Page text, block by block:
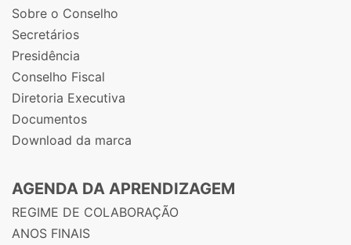
Sobre o Conselho
Secretários
Presidência
Conselho Fiscal
Diretoria Executiva
Documentos
Download da marca
AGENDA DA APRENDIZAGEM
REGIME DE COLABORAÇÃO
ANOS FINAIS